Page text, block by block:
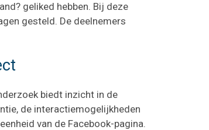
geliked hebben. Bij deze
gesteld. De deelnemers
biedt inzicht in de
de interactiemogelijkheden
van de Facebook-pagina.